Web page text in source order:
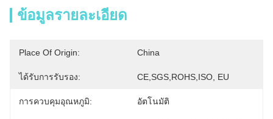
ข้อมูลรายละเอียด
Place Of Origin: China
ได้รับการรับรอง: CE,SGS,ROHS,ISO, EU
การควบคุมอุณหภูมิ: อัตโนมัติ